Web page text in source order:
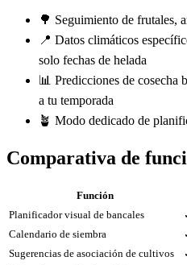
🌳 Seguimiento de frutales,
📍 Datos climáticos
solo fechas de helada
📊 Predicciones de cosecha
a tu temporada
🪴 Modo dedicado de
Comparativa de
Función
Planificador visual de bancales
Calendario de siembra
Sugerencias de asociación de cultivos